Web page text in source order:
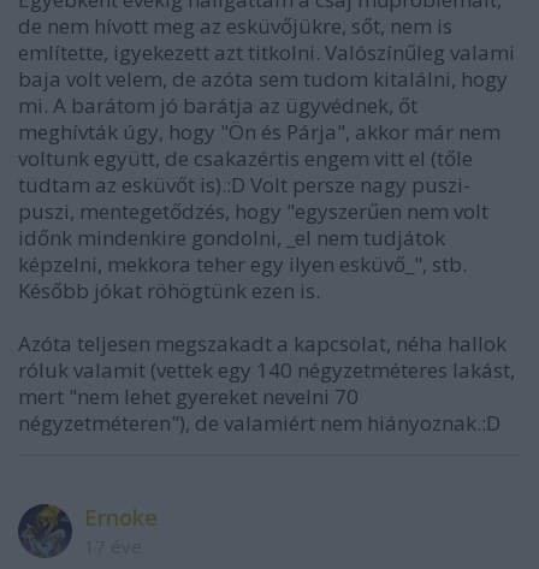
de nem hívott meg az esküvőjükre, sőt, nem is
említette, igyekezett azt titkolni. Valószínűleg valami
baja volt velem, de azóta sem tudom kitalálni, hogy
mi. A barátom jó barátja az ügyvédnek, őt
meghívták úgy, hogy "Ön és Párja", akkor már nem
voltunk együtt, de csakazértis engem vitt el (tőle
tudtam az esküvőt is).:D Volt persze nagy puszi-
puszi, mentegetődzés, hogy "egyszerűen nem volt
időnk mindenkire gondolni, _el nem tudjátok
képzelni, mekkora teher egy ilyen esküvő_", stb.
Később jókat röhögtünk ezen is.
Azóta teljesen megszakadt a kapcsolat, néha hallok
róluk valamit (vettek egy 140 négyzetméteres lakást,
mert "nem lehet gyereket nevelni 70
négyzetméteren"), de valamiért nem hiányoznak.:D
Ernoke